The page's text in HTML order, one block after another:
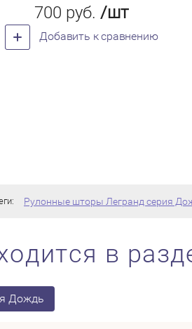
700 руб. /шт
Добавить к сравнению
Рулонные шторы Легранд серия
в
Дождь